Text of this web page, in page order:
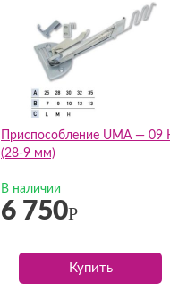
Приспособление UMA — 09
(28-9 мм)
В наличии
6 750Р
Купить